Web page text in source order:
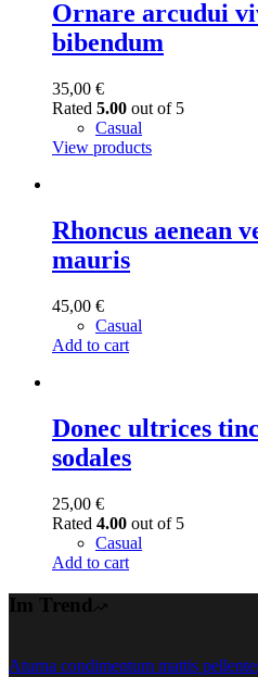
Ornare arcudui
bibendum
35,00 €
Rated 5.00 out of 5
Casual
View products
Rhoncus aenean
mauris
45,00 €
Casual
Add to cart
Donec ultrices
sodales
25,00 €
Rated 4.00 out of 5
Casual
Add to cart
Im Trend
Aturna condimentum mattis